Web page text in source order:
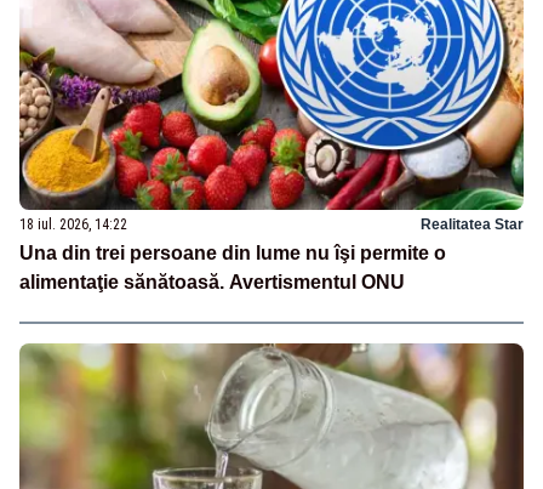
18 iul. 2026, 14:22 Realitatea Star
Una din trei persoane din lume nu îşi permite o
alimentaţie sănătoasă. Avertismentul ONU